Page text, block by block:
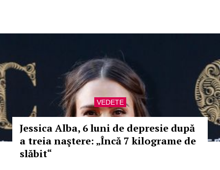
VEDETE
Jessica Alba, 6 luni de depresie după
a treia naştere: „Încă 7 kilograme de
slăbit“